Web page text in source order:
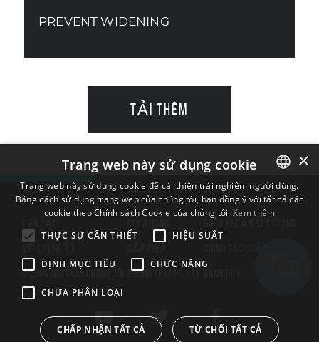
PREVENT WIDENING
TẢI THÊM
GIỌNG NÓI CỦA CHÚNG TÔI PHÒNG TRƯNG BÀY
ENGLISH
DUTCH
×
Trang web này sử dụng cookie
Trang web này sử dụng cookie để cải thiện trải nghiệm người dùng.
Bằng cách sử dụng trang web của chúng tôi, bạn đồng ý với tất cả các
cookie theo Chính sách Cookie của chúng tôi. Xem thêm
THỰC SỰ CẦN THIẾT
HIỆU SUẤT
ĐỊNH MỤC TIÊU CHỨC NĂNG
CHƯA PHÂN LOẠI
CHẤP NHẬN TẤT CẢ TỪ CHỐI TẤT CẢ